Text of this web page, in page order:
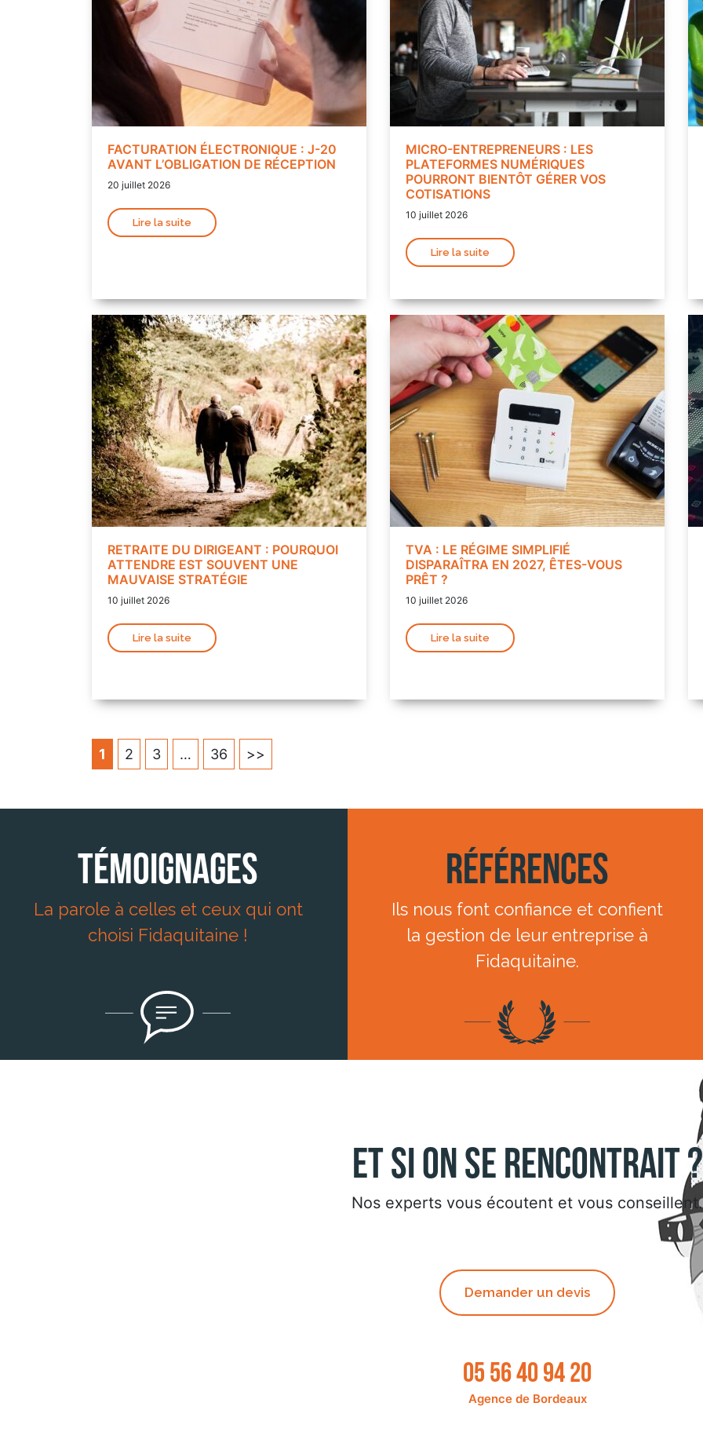
FACTURATION ÉLECTRONIQUE : J-20
AVANT L’OBLIGATION DE RÉCEPTION
20 juillet 2026
Lire la suite
MICRO-ENTREPRENEURS : LES
PLATEFORMES NUMÉRIQUES
POURRONT BIENTÔT GÉRER VOS
COTISATIONS
10 juillet 2026
Lire la suite
RETRAITE DU DIRIGEANT : POURQUOI
ATTENDRE EST SOUVENT UNE
MAUVAISE STRATÉGIE
10 juillet 2026
Lire la suite
TVA : LE RÉGIME SIMPLIFIÉ
DISPARAÎTRA EN 2027, ÊTES-VOUS
PRÊT ?
10 juillet 2026
Lire la suite
1 2 3 … 36 >>
Témoignages
La parole à celles et ceux qui ont
choisi Fidaquitaine !
Références
Ils nous font confiance et confient
la gestion de leur entreprise à
Fidaquitaine.
Et si on se rencontrait ?
Nos experts vous écoutent et vous conseillent.
Demander un devis
05 56 40 94 20
Agence de Bordeaux